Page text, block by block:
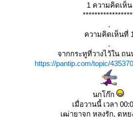
1 ความคิดเห็น
.
ความคิดเห็นที่
.
จากกระทูที่วางไว้ใน ถ
https://pantip.com/topic/
นกโก๊ก
เมื่อวานนี้ เวลา
เฒ่ายาจก หลงรัก, ดุหย